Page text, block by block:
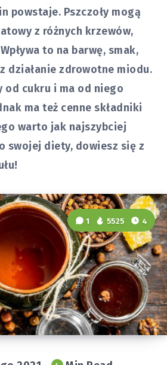
powstaje. Pszczoły mogą
z różnych krzewów,
to na barwę, smak,
działanie zdrowotne miodu.
od cukru i ma od niego
ma też cenne składniki
warto jak najszybciej
swojej diety, dowiesz się z
1 5525 4